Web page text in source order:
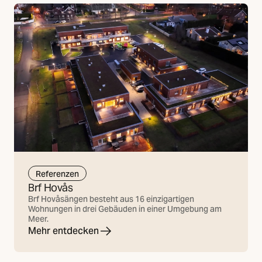
Referenzen
Brf Hovås
Brf Hovåsängen besteht aus 16 einzigartigen
Wohnungen in drei Gebäuden in einer Umgebung am
Meer.
Mehr entdecken